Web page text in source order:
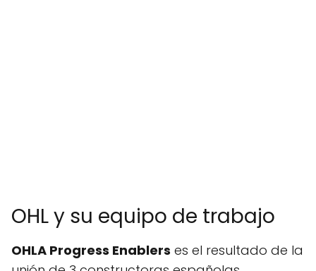
OHL y su equipo de trabajo
OHLA Progress Enablers es el resultado de la